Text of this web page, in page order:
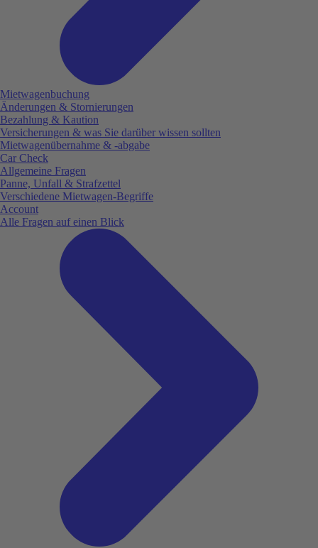
Mietwagenbuchung
Änderungen & Stornierungen
Bezahlung & Kaution
Versicherungen & was Sie darüber wissen sollten
Mietwagenübernahme & -abgabe
Car Check
Allgemeine Fragen
Panne, Unfall & Strafzettel
Verschiedene Mietwagen-Begriffe
Account
Alle Fragen auf einen Blick